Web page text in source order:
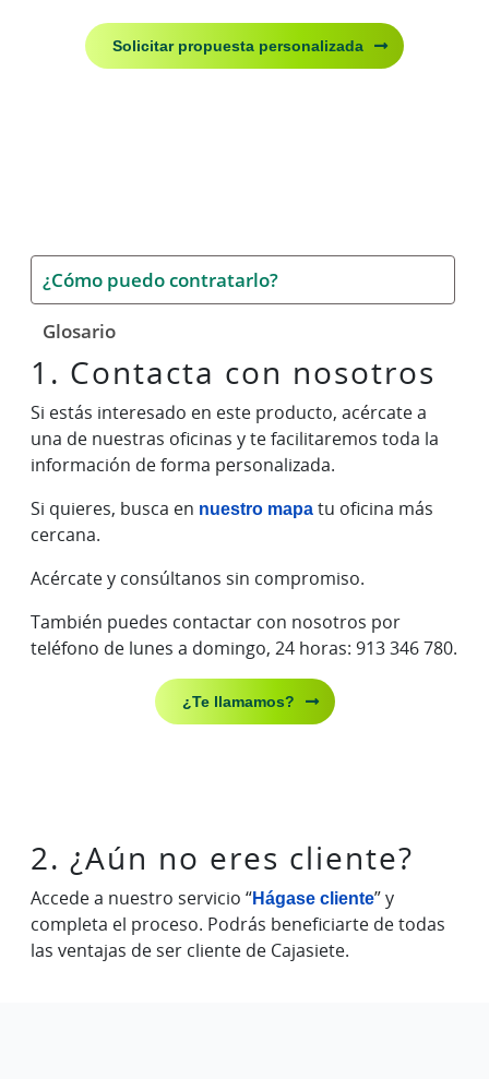
Solicitar propuesta personalizada
¿Cómo puedo contratarlo?
Glosario
1. Contacta con nosotros
Si estás interesado en este producto, acércate a
una de nuestras oficinas y te facilitaremos toda la
información de forma personalizada.
Si quieres, busca en nuestro mapatu oficina más
cercana.
Acércate y consúltanos sin compromiso.
También puedes contactar con nosotros por
teléfono de lunes a domingo, 24 horas: 913 346 780.
¿Te llamamos?
2. ¿Aún no eres cliente?
Accede a nuestro servicio “Hágase cliente” y
completa el proceso. Podrás beneficiarte de todas
las ventajas de ser cliente de Cajasiete.